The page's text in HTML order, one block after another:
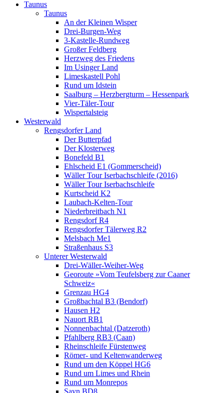
Taunus
Taunus
An der Kleinen Wisper
Drei-Burgen-Weg
3-Kastelle-Rundweg
Großer Feldberg
Herzweg des Friedens
Im Usinger Land
Limeskastell Pohl
Rund um Idstein
Saalburg – Herzbergturm – Hessenpark
Vier-Täler-Tour
Wispertalsteig
Westerwald
Rengsdorfer Land
Der Butterpfad
Der Klosterweg
Bonefeld B1
Ehlscheid E1 (Gommerscheid)
Wäller Tour Iserbachschleife (2016)
Wäller Tour Iserbachschleife
Kurtscheid K2
Laubach-Kelten-Tour
Niederbreitbach N1
Rengsdorf R4
Rengsdorfer Tälerweg R2
Melsbach Me1
Straßenhaus S3
Unterer Westerwald
Drei-Wäller-Weiher-Weg
Georoute »Vom Teufelsberg zur Caaner
Schweiz«
Grenzau HG4
Großbachtal B3 (Bendorf)
Hausen H2
Nauort RB1
Nonnenbachtal (Datzeroth)
Pfahlberg RB3 (Caan)
Rheinschleife Fürstenweg
Römer- und Keltenwanderweg
Rund um den Köppel HG6
Rund um Limes und Rhein
Rund um Monrepos
Sayn BD8